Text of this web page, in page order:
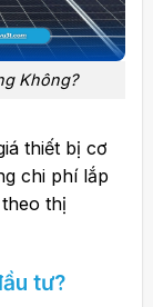
Không?
thiết bị cơ
chi phí lắp
thị
tư?